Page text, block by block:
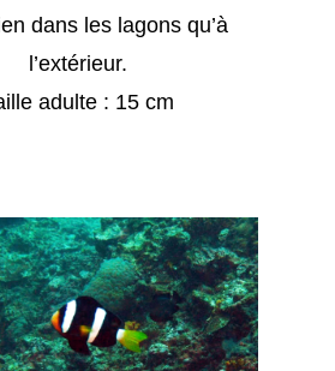
dans les lagons qu’à
l’extérieur.
adulte : 15 cm